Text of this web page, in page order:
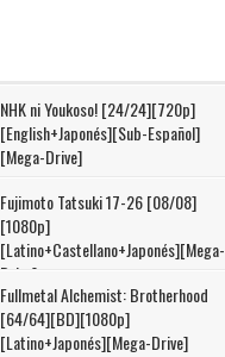
NHK ni Youkoso! [24/24][720p]
[English+Japonés][Sub-Español]
[Mega-Drive]
Fujimoto Tatsuki 17-26 [08/08]
[1080p]
[Latino+Castellano+Japonés][Mega-
Drive]
Fullmetal Alchemist: Brotherhood
[64/64][BD][1080p]
[Latino+Japonés][Mega-Drive]